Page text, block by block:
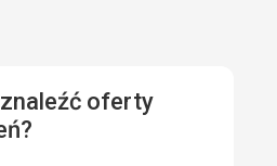
na nartach.
przetłumaczona za
znaleźć oferty